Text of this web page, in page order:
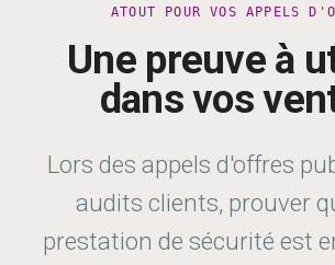
ATOUT POUR VOS APPELS
Une preuve à
dans vos
Lors des appels d'offres
audits clients, prouver
prestation de sécurité est